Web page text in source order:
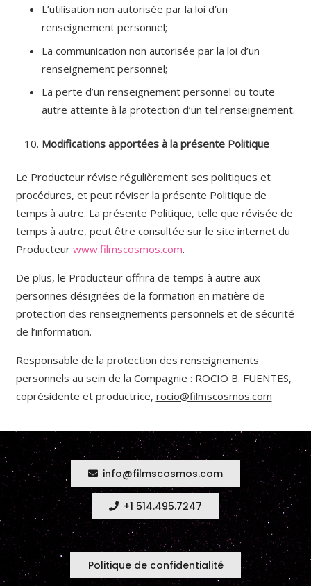
L’utilisation non autorisée par la loi d’un
renseignement personnel;
La communication non autorisée par la loi d’un
renseignement personnel;
La perte d’un renseignement personnel ou toute
autre atteinte à la protection d’un tel renseignement.
Modifications apportées à la présente Politique
Le Producteur révise régulièrement ses politiques et
procédures, et peut réviser la présente Politique de
temps à autre. La présente Politique, telle que révisée de
temps à autre, peut être consultée sur le site internet du
Producteur www.filmscosmos.com.
De plus, le Producteur offrira de temps à autre aux
personnes désignées de la formation en matière de
protection des renseignements personnels et de sécurité
de l’information.
Responsable de la protection des renseignements
personnels au sein de la Compagnie : ROCIO B. FUENTES,
coprésidente et productrice, rocio@filmscosmos.com
info@filmscosmos.com
+1 514.495.7247
Politique de confidentialité